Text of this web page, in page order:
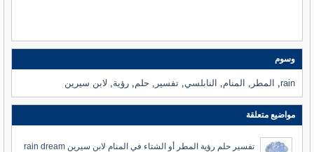
وسوم
rain
, المطر , المنام, النابلسي,تفسير , حلم,رؤية, لابن سيرين
مواضيع متعلقة
تفسير حلم رؤية المطر أو الشتاء في المنام لابن سيرين rain dream